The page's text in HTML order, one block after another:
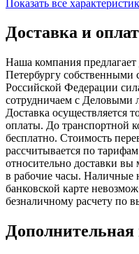
Показать все
Доставка и
Наша компания
Петербургу
Российской Федерации
сотрудничаем с
Доставка осуществляется
оплаты. До транспортной
бесплатно. Стоимость
рассчитывается по
относительно доставки вы
в рабочие часы. Наличные
банковской карте
безналичному расчету по